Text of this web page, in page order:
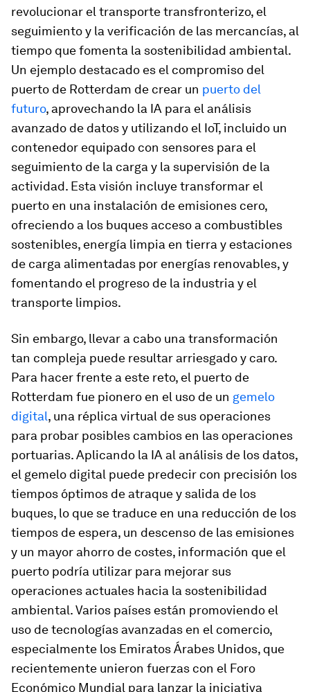
revolucionar el transporte transfronterizo, el
seguimiento y la verificación de las mercancías, al
tiempo que fomenta la sostenibilidad ambiental.
Un ejemplo destacado es el compromiso del
puerto de Rotterdam de crear un puerto del
futuro, aprovechando la IA para el análisis
avanzado de datos y utilizando el IoT, incluido un
contenedor equipado con sensores para el
seguimiento de la carga y la supervisión de la
actividad. Esta visión incluye transformar el
puerto en una instalación de emisiones cero,
ofreciendo a los buques acceso a combustibles
sostenibles, energía limpia en tierra y estaciones
de carga alimentadas por energías renovables, y
fomentando el progreso de la industria y el
transporte limpios.
Sin embargo, llevar a cabo una transformación
tan compleja puede resultar arriesgado y caro.
Para hacer frente a este reto, el puerto de
Rotterdam fue pionero en el uso de un gemelo
digital, una réplica virtual de sus operaciones
para probar posibles cambios en las operaciones
portuarias. Aplicando la IA al análisis de los datos,
el gemelo digital puede predecir con precisión los
tiempos óptimos de atraque y salida de los
buques, lo que se traduce en una reducción de los
tiempos de espera, un descenso de las emisiones
y un mayor ahorro de costes, información que el
puerto podría utilizar para mejorar sus
operaciones actuales hacia la sostenibilidad
ambiental. Varios países están promoviendo el
uso de tecnologías avanzadas en el comercio,
especialmente los Emiratos Árabes Unidos, que
recientemente unieron fuerzas con el Foro
Económico Mundial para lanzar la iniciativa